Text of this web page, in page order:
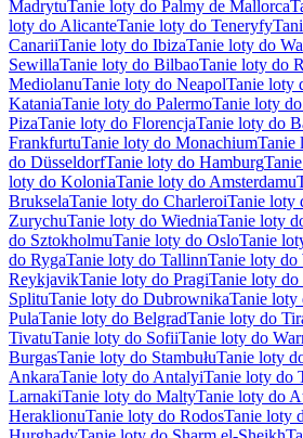
MadrytuTanie loty do Palmy de Mallorca
loty do AlicanteTanie loty do Teneryfy
CanariiTanie loty do IbizaTanie loty do
SewillaTanie loty do BilbaoTanie loty do
MediolanuTanie loty do NeapolTanie loty
KataniaTanie loty do PalermoTanie loty
PizaTanie loty do FlorencjaTanie loty do
FrankfurtuTanie loty do MonachiumTanie
do DüsseldorfTanie loty do Hamburg
loty do KoloniaTanie loty do Amsterdamu
BrukselaTanie loty do CharleroiTanie loty
ZurychuTanie loty do WiedniaTanie loty
do SztokholmuTanie loty do OsloTanie
do RygaTanie loty do TallinnTanie loty do
ReykjavikTanie loty do PragiTanie loty do
SplituTanie loty do DubrownikaTanie loty
PulaTanie loty do BelgradTanie loty do
TivatuTanie loty do SofiiTanie loty do
BurgasTanie loty do StambułuTanie loty
AnkaraTanie loty do AntalyiTanie loty do
LarnakiTanie loty do MaltyTanie loty do
HeraklionuTanie loty do RodosTanie loty